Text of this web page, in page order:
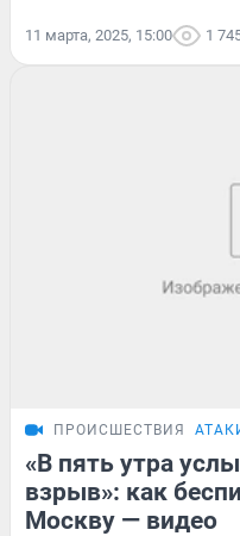
11 марта, 2025, 15:00 1
ПРОИСШЕСТВИЯ
«В пять утра
взрыв»: как
Москву — видео